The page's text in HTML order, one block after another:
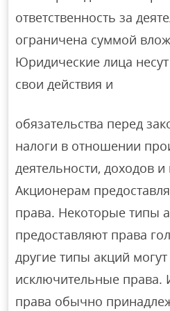
ответственность за
ограничена суммой
Юридические лица несут
свои действия и
обязательства перед
налоги в отношении
деятельности, доходов
Акционерам
права. Некоторые типы
предоставляют права
другие типы акций
исключительные права.
права обычно